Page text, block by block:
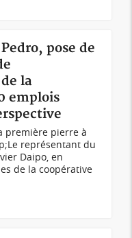
pose de
la
emplois
première pierre à
représentant du
Daipo, en
de la coopérative